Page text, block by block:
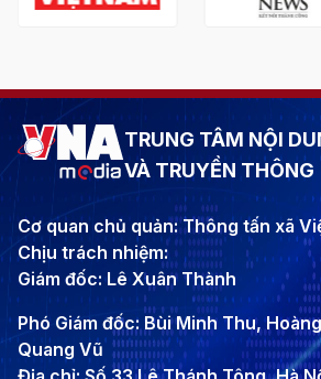
TRUNG TÂM NỘI
VÀ TRUYỀN THÔNG
Cơ quan chủ quản: Thông tấn xã
Chịu trách nhiệm:
Giám đốc: Lê Xuân Thành
Phó Giám đốc: Bùi Minh Thu,
Quang Vũ